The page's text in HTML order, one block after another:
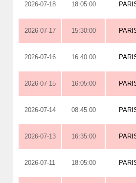
2026-07-18 18:05:00
2026-07-17 15:30:00
2026-07-16 16:40:00
2026-07-15 16:05:00
2026-07-14 08:45:00
2026-07-13 16:35:00
2026-07-11 18:05:00